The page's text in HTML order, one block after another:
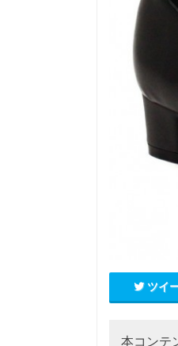
ツイ
本コンテ